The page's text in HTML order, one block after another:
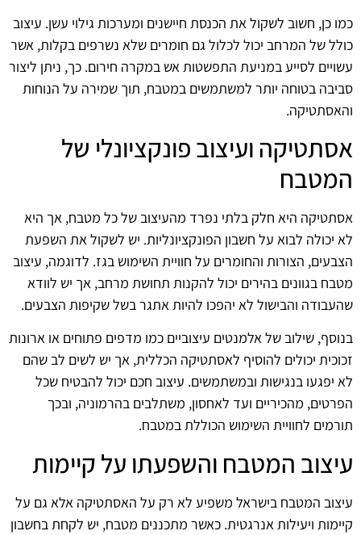
כמו כן, חשוב לשקול את הכנסת חיישנים ומערכות גילוי עשן. עיצוב
כולל של המרחב יכול לכלול גם חומרים שלא נשרפים בקלות, אשר
עשויים לסייע במניעת התפשטות אש במקרה חירום. כך, ניתן ליצור
סביבה בטוחה יותר למשתמשים במטבח, תוך שמירה על הנוחות
והאסתטיקה.
אסתטיקה ועיצוב פונקציונלי של
המטבח
אסתטיקה היא חלק בלתי נפרד מהעיצוב של כל מטבח, אך היא
לא יכולה לבוא על חשבון הפונקציונליות. יש לשקול את השפעת
הצבעים, הצורות והחומרים על חוויית השימוש בגז. לדוגמה, עיצוב
מטבח בגוונים בהירים יכול להקנות תחושת מרחב, אך יש לוודא
שהעבודה והבישול לא יהפכו להיות אתגר בשל שקיפות הצבעים.
בנוסף, שילוב של אלמנטים עיצוביים כמו מדפים פתוחים או ארונות
זכוכית יכולים להוסיף לאסתטיקה הכללית, אך יש לשים לב שהם
לא יפגעו בנגישות ובמשתמשים. עיצוב חכם יכול להבטיח שכל
הפרטים, מהכיריים ועד לאחסון, משתלבים בהרמוניה, ובכך
תורמים לחוויית השימוש הכוללת במטבח.
עיצוב המטבח והשפעתו על קיימות
עיצוב המטבח בישראל משפיע לא רק על האסתטיקה אלא גם על
קיימות ויעילות אנרגטית. כאשר מתכננים מטבח, יש לקחת בחשבון